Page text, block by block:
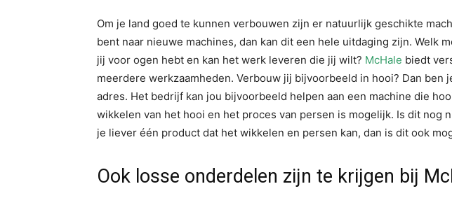
Om je land goed te kunnen verbouwen zijn er natuurlijk geschikte
bent naar nieuwe machines, dan kan dit een hele uitdaging zijn. Welk
jij voor ogen hebt en kan het werk leveren die jij wilt? McHale biedt
meerdere werkzaamheden. Verbouw jij bijvoorbeeld in hooi? Dan ben
adres. Het bedrijf kan jou bijvoorbeeld helpen aan een machine die
wikkelen van het hooi en het proces van persen is mogelijk. Is dit nog
je liever één product dat het wikkelen en persen kan, dan is dit ook
Ook losse onderdelen zijn te krijgen bij